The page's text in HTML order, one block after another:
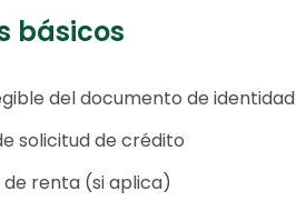
básicos
del documento de identidad
solicitud de crédito
renta (si aplica)